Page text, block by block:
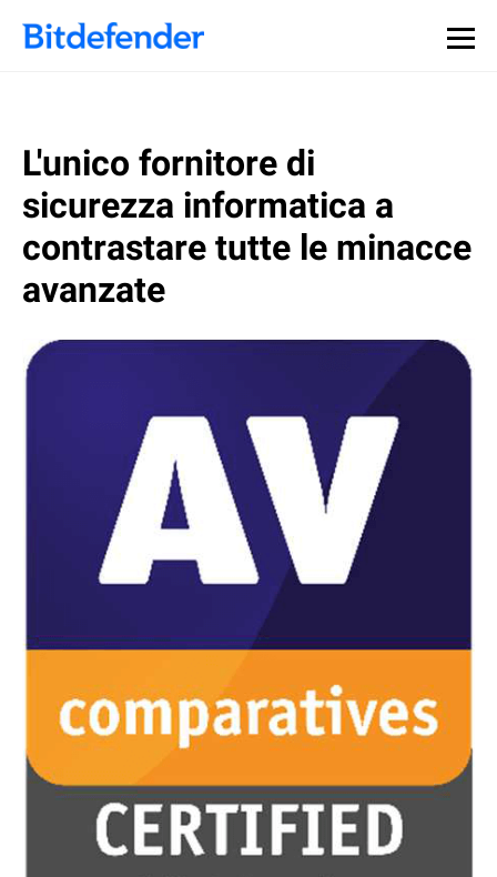
L'unico fornitore di
sicurezza informatica a
contrastare tutte le minacce
avanzate